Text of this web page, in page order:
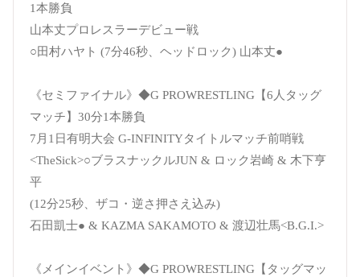
1本勝負
山本丈プロレスラーデビュー戦
○田村ハヤト (7分46秒、ヘッドロック) 山本丈●
《セミファイナル》◆G PROWRESTLING【6人タッグ
マッチ】30分1本勝負
7月1日有明大会 G-INFINITYタイトルマッチ前哨戦
<TheSick>○ブラスナックルJUN & ロック岩崎 & 木下亨
平
(12分25秒、ザコ・逆さ押さえ込み)
石田凱士● & KAZMA SAKAMOTO & 渡辺壮馬<B.G.I.>
《メインイベント》◆G PROWRESTLING【タッグマッ